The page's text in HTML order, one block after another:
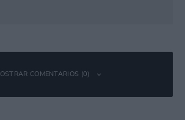
COMENTARIOS (0)